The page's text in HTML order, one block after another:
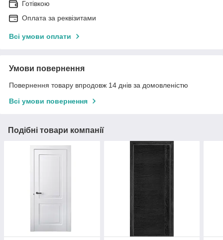
Готівкою
Оплата за реквізитами
Всі умови оплати
Умови повернення
Повернення товару впродовж 14 днів за домовленістю
Всі умови повернення
Подібні товари компанії